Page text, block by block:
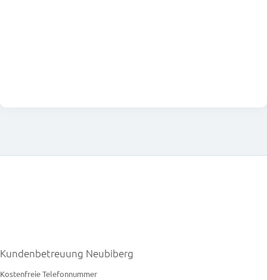
Kundenbetreuung Neubiberg
Kostenfreie Telefonnummer